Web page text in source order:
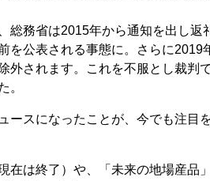
務省は2015年から通知を出し返
公表される事態に。さらに2019
外されます。これを不服とし裁判
。
ースになったことが、今でも注目
在は終了）や、「未来の地場産品